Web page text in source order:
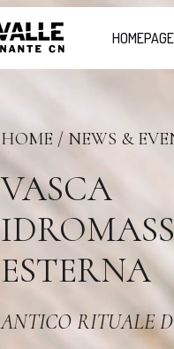
HOMEPAGE
HOME / NEWS &
VASCA
ESTERNA
ANTICO RITUALE